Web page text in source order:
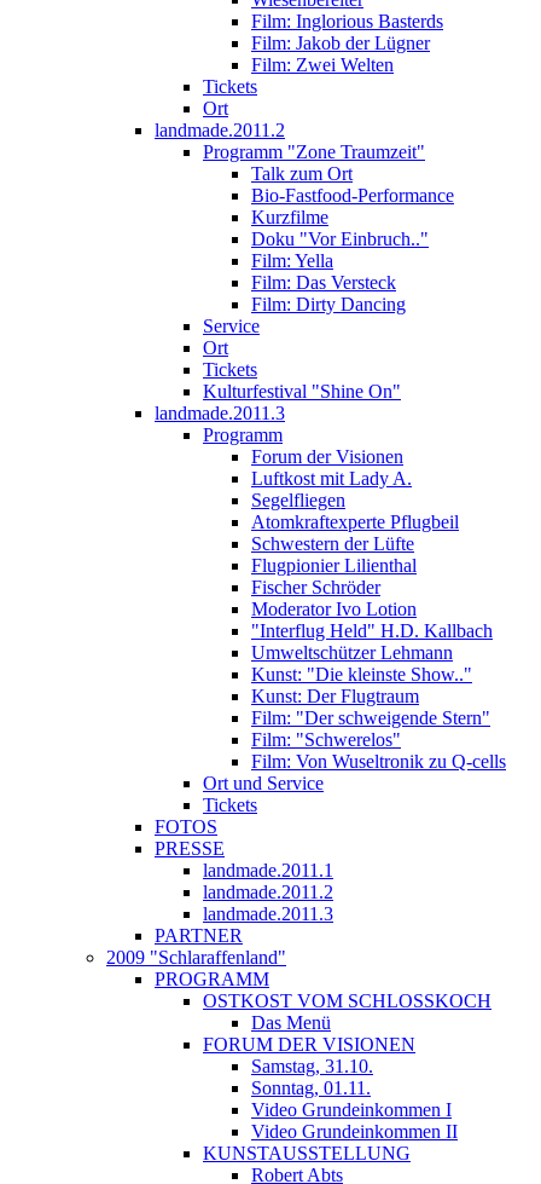
Film: Inglorious Basterds
Film: Jakob der Lügner
Film: Zwei Welten
Tickets
Ort
landmade.2011.2
Programm "Zone Traumzeit"
Talk zum Ort
Bio-Fastfood-Performance
Kurzfilme
Doku "Vor Einbruch.."
Film: Yella
Film: Das Versteck
Film: Dirty Dancing
Service
Ort
Tickets
Kulturfestival "Shine On"
landmade.2011.3
Programm
Forum der Visionen
Luftkost mit Lady A.
Segelfliegen
Atomkraftexperte Pflugbeil
Schwestern der Lüfte
Flugpionier Lilienthal
Fischer Schröder
Moderator Ivo Lotion
"Interflug Held" H.D. Kallbach
Umweltschützer Lehmann
Kunst: "Die kleinste Show.."
Kunst: Der Flugtraum
Film: "Der schweigende Stern"
Film: "Schwerelos"
Film: Von Wuseltronik zu Q-cells
Ort und Service
Tickets
FOTOS
PRESSE
landmade.2011.1
landmade.2011.2
landmade.2011.3
PARTNER
2009 "Schlaraffenland"
PROGRAMM
OSTKOST VOM SCHLOSSKOCH
Das Menü
FORUM DER VISIONEN
Samstag, 31.10.
Sonntag, 01.11.
Video Grundeinkommen I
Video Grundeinkommen II
KUNSTAUSSTELLUNG
Robert Abts